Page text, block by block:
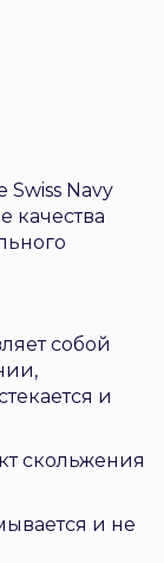
Swiss Navy
качества
собой
и
скольжения
и не